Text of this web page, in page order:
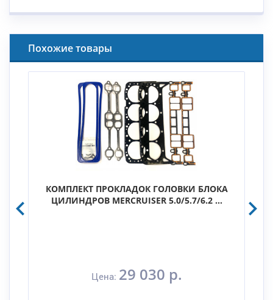
Похожие товары
КОМПЛЕКТ ПРОКЛАДОК ГОЛОВКИ БЛОКА
ЦИЛИНДРОВ MERCRUISER 5.0/5.7/6.2 ...
Цена: 29 030 р.